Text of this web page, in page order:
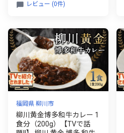
レビュー (0件)
福岡県 柳川市
柳川黄金博多和牛カレー 1
食分（200g）【TVで話